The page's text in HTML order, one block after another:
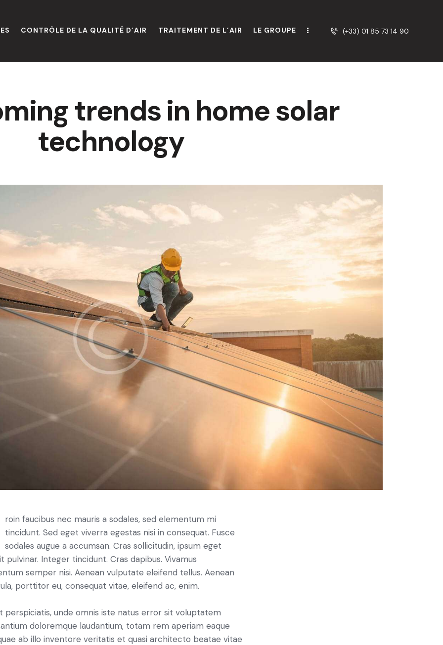
CONTRÔLE DE LA QUALITÉ D’AIR TRAITEMENT DE L’AIR LE GROUPE (+33) 01 85 73 14 90
trends in home solar
technology
tincidunt. Sed eget viverra egestas nisi in consequat. Fusce
sodales augue a accumsan. Cras sollicitudin, ipsum eget
pulvinar. Integer tincidunt. Cras dapibus. Vivamus
semper nisi. Aenean vulputate eleifend tellus. Aenean
porttitor eu, consequat vitae, eleifend ac, enim.
perspiciatis, unde omnis iste natus error sit voluptatem
doloremque laudantium, totam rem aperiam eaque
ab illo inventore veritatis et quasi architecto beatae vitae